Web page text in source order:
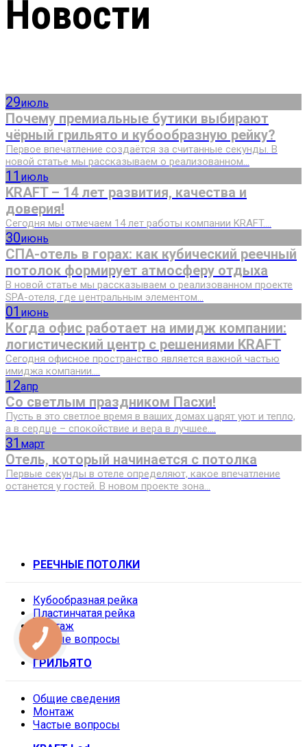
Новости
29июль
Почему премиальные бутики выбирают
чёрный грильято и кубообразную рейку?
Первое впечатление создаётся за считанные секунды. В
новой статье мы рассказываем о реализованном...
11 июль
KRAFT – 14 лет развития, качества и
доверия!
Сегодня мы отмечаем 14 лет работы компании KRAFT....
30июнь
СПА-отель в горах: как кубический реечный
потолок формирует атмосферу отдыха
В новой статье мы рассказываем о реализованном проекте
SPA-отеля, где центральным элементом...
01 июнь
Когда офис работает на имидж компании:
логистический центр с решениями KRAFT
Сегодня офисное пространство является важной частью
имиджа компании....
12апр
Со светлым праздником Пасхи!
Пусть в это светлое время в ваших домах царят уют и тепло,
а в сердце – спокойствие и вера в лучшее....
31 март
Отель, который начинается с потолка
Первые секунды в отеле определяют, какое впечатление
останется у гостей. В новом проекте зона...
РЕЕЧНЫЕ ПОТОЛКИ
Кубообразная рейка
Пластинчатая рейка
Монтаж
Частые вопросы
ГРИЛЬЯТО
Общие сведения
Монтаж
Частые вопросы